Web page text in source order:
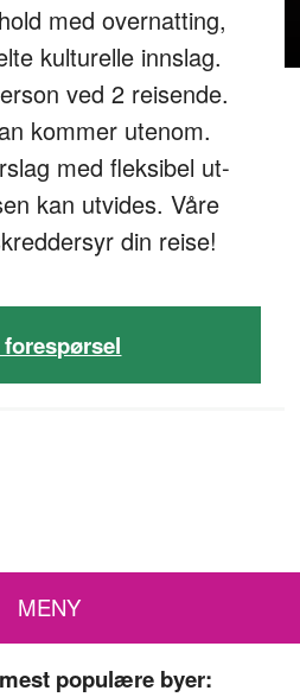
med overnatting,
kulturelle innslag.
ved 2 reisende.
kommer utenom.
med fleksibel ut-
kan utvides. Våre
din reise!
forespørsel
MENY
populære byer: